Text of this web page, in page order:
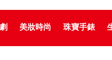
美妝時尚 珠寶手錶